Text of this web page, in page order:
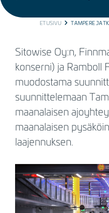
BREADCRUMB
ETUSIVU
TAMPERE
Sitowise Oy:n,
konserni) ja Ramboll
muodostama
suunnittelemaan
maanalaisen
maanalaisen
laajennuksen.